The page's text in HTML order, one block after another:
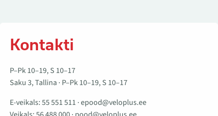
Kontakti
P–Pk 10–19, S 10–17
Saku 3, Tallina · P–Pk 10–19, S 10–17
E-veikals:55 551 511 ·epood@veloplus.ee